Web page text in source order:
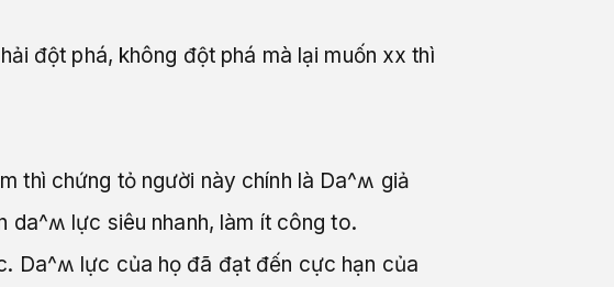
đột phá, không đột phá mà lại muốn xx thì
thì chứng tỏ người này chính là Da^ʍ giả
da^ʍ lực siêu nhanh, làm ít công to.
Da^ʍ lực của họ đã đạt đến cực hạn của